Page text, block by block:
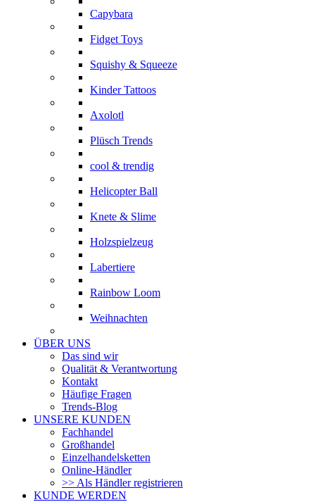
Capybara
Fidget Toys
Squishy & Squeeze
Kinder Tattoos
Axolotl
Plüsch Trends
cool & trendig
Helicopter Ball
Knete & Slime
Holzspielzeug
Labertiere
Rainbow Loom
Weihnachten
ÜBER UNS
Das sind wir
Qualität & Verantwortung
Kontakt
Häufige Fragen
Trends-Blog
UNSERE KUNDEN
Fachhandel
Großhandel
Einzelhandelsketten
Online-Händler
>> Als Händler registrieren
KUNDE WERDEN